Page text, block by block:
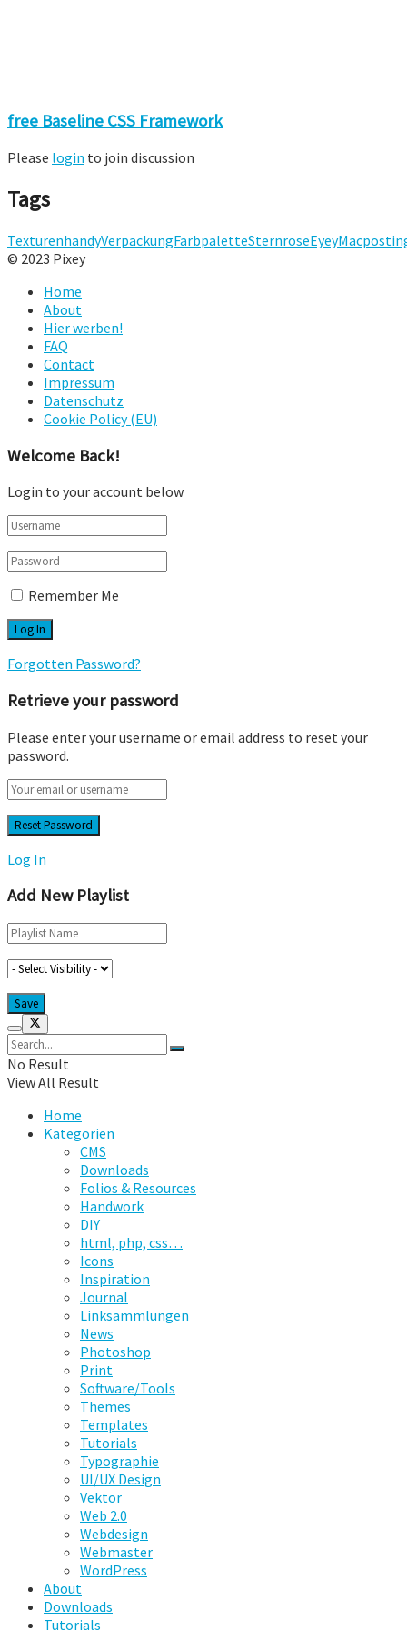
free Baseline CSS Framework
Please login to join discussion
Tags
TexturenhandyVerpackungFarbpaletteSternroseEyeyMac
© 2023 Pixey
Home
About
Hier werben!
FAQ
Contact
Impressum
Datenschutz
Cookie Policy (EU)
Welcome Back!
Login to your account below
Remember Me
Forgotten Password?
Retrieve your password
Please enter your username or email address to reset your
password.
Log In
Add New Playlist
No Result
View All Result
Home
Kategorien
CMS
Downloads
Folios & Resources
Handwork
DIY
html, php, css…
Icons
Inspiration
Journal
Linksammlungen
News
Photoshop
Print
Software/Tools
Themes
Templates
Tutorials
Typographie
UI/UX Design
Vektor
Web 2.0
Webdesign
Webmaster
WordPress
About
Downloads
Tutorials